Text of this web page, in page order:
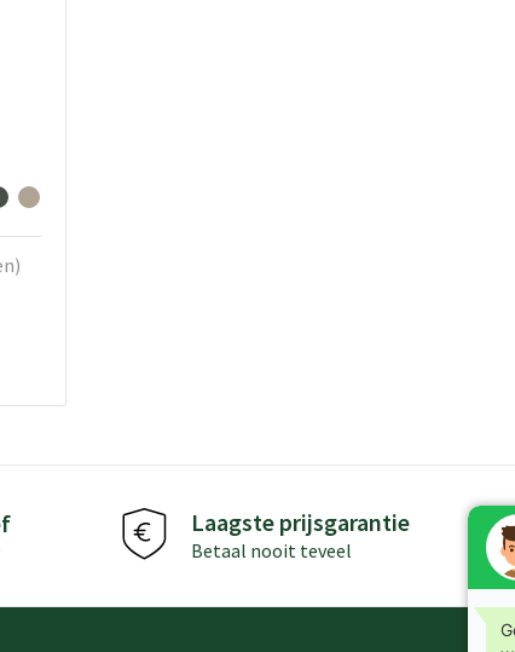
Laagste prijsgarantie
Betaal nooit teveel